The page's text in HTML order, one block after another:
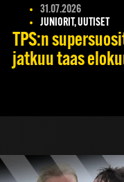
31.07.2026
JUNIORIT, UUTISET
TPS:n
jatkuu taas